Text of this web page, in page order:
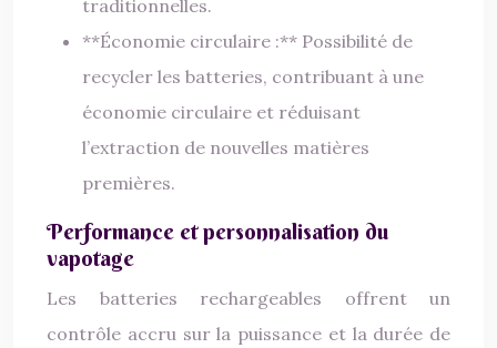
traditionnelles.
**Économie circulaire :** Possibilité de
recycler les batteries, contribuant à une
économie circulaire et réduisant
l’extraction de nouvelles matières
premières.
Performance et personnalisation du
vapotage
Les batteries rechargeables offrent un
contrôle accru sur la puissance et la durée de